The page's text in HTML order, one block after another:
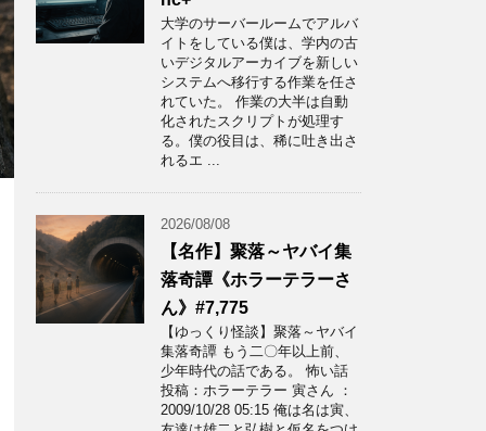
大学のサーバールームでアルバ
イトをしている僕は、学内の古
いデジタルアーカイブを新しい
システムへ移行する作業を任さ
れていた。 作業の大半は自動
化されたスクリプトが処理す
る。僕の役目は、稀に吐き出さ
れるエ ...
2026/08/08
【名作】聚落～ヤバイ集
落奇譚《ホラーテラーさ
ん》#7,775
【ゆっくり怪談】聚落～ヤバイ
集落奇譚 もう二〇年以上前、
少年時代の話である。 怖い話
投稿：ホラーテラー 寅さん ：
2009/10/28 05:15 俺は名は寅、